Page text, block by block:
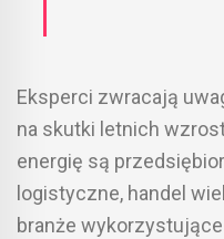
Eksperci zwracają
na skutki letnich
energię są
logistyczne, handel
branże